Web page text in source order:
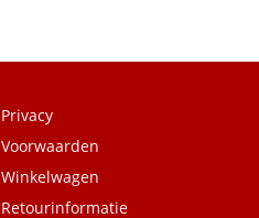
Privacy
Voorwaarden
Winkelwagen
Retourinformatie